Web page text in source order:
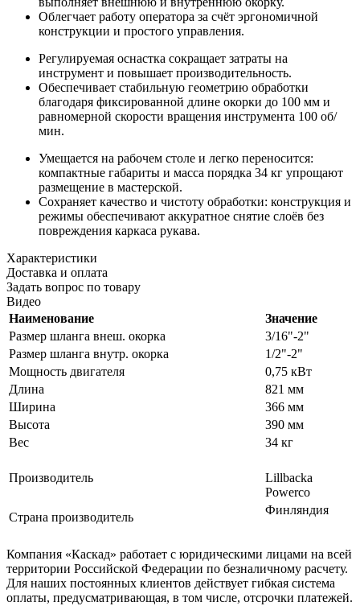
Облегчает работу оператора за счёт эргономичной
конструкции и простого управления.
Регулируемая оснастка сокращает затраты на
инструмент и повышает производительность.
Обеспечивает стабильную геометрию обработки
благодаря фиксированной длине окорки до 100 мм и
равномерной скорости вращения инструмента 100 об/
мин.
Умещается на рабочем столе и легко переносится:
компактные габариты и масса порядка 34 кг упрощают
размещение в мастерской.
Сохраняет качество и чистоту обработки: конструкция и
режимы обеспечивают аккуратное снятие слоёв без
повреждения каркаса рукава.
Характеристики
Доставка и оплата
Задать вопрос по товару
Видео
Наименование
Значение
Размер шланга внеш. окорка
3/16"-2"
Размер шланга внутр. окорка
1/2"-2"
Мощность двигателя
0,75 кВт
Длина
821 мм
Ширина
366 мм
Высота
390 мм
Вес
34 кг
Производитель
Lillbacka
Powerco
Страна производитель
Финляндия
Компания «Каскад» работает с юридическими лицами на всей
территории Российской Федерации по безналичному расчету.
Для наших постоянных клиентов действует гибкая система
оплаты, предусматривающая, в том числе, отсрочки платежей.